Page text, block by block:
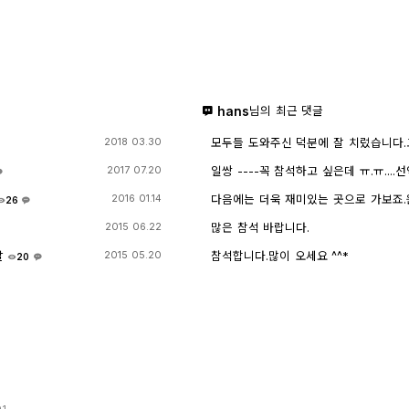
2018 03.30
2017 07.20
26
2016 01.14
2015 06.22
20
2015 05.20
hans님의 최근 댓글
모두들 도와주신 덕분에 잘 치렀습니다.
일쌍 ----꼭 참석하고 싶은데 ㅠ.ㅠ....선
다음에는 더욱 재미있는 곳으로 가보죠
많은 참석 바랍니다.
참석합니다.많이 오세요 ^^*